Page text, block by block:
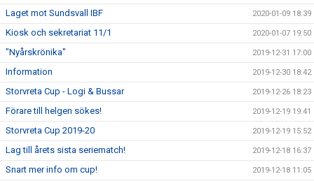
Laget mot Sundsvall IBF 2020-01-09 18:39
Kiosk och sekretariat 11/1 2020-01-07 19:50
"Nyårskrönika" 2019-12-31 17:00
Information 2019-12-30 18:42
Storvreta Cup - Logi & Bussar 2019-12-26 18:23
Förare till helgen sökes! 2019-12-19 19:41
Storvreta Cup 2019-20 2019-12-19 15:52
Lag till årets sista seriematch! 2019-12-18 16:37
Snart mer info om cup! 2019-12-18 11:05